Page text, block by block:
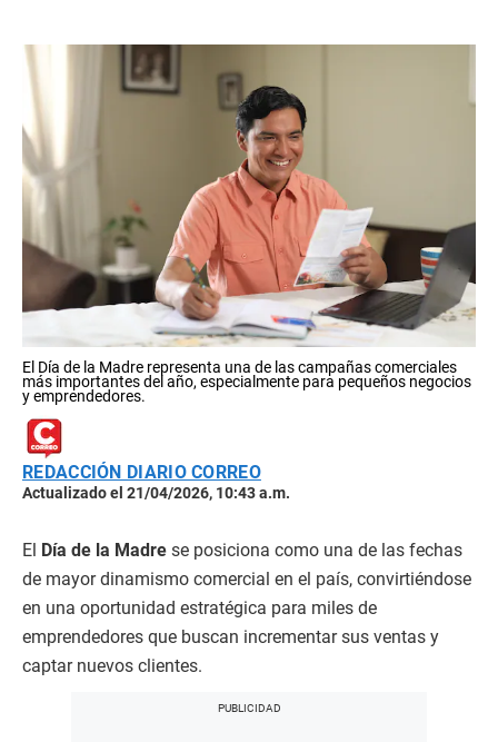
El Día de la Madre representa una de las campañas comerciales
más importantes del año, especialmente para pequeños negocios
y emprendedores.
REDACCIÓN DIARIO CORREO
Actualizado el 21/04/2026, 10:43 a.m.
El Día de la Madre se posiciona como una de las fechas
de mayor dinamismo comercial en el país, convirtiéndose
en una oportunidad estratégica para miles de
emprendedores que buscan incrementar sus ventas y
captar nuevos clientes.